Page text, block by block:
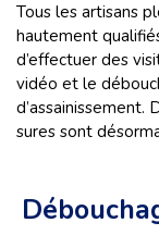
Tous les artisans
hautement
d’effectuer des
vidéo et le
sures sont